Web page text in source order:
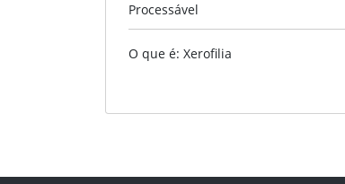
Processável
O que é: Xerofilia